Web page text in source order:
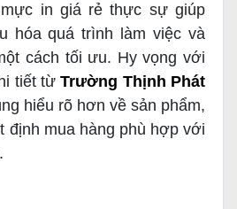
in giá rẻ thực sự giúp
hóa quá trình làm việc và
cách tối ưu. Hy vọng với
tiết từTrường Thịnh Phát
hiểu rõ hơn về sản phẩm,
định mua hàng phù hợp với